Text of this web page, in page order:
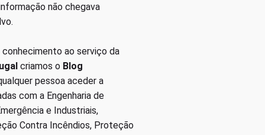
não chegava
ao serviço da
criamos o Blog
pessoa aceder a
com a Engenharia de
e Industriais,
Contra Incêndios, Proteção